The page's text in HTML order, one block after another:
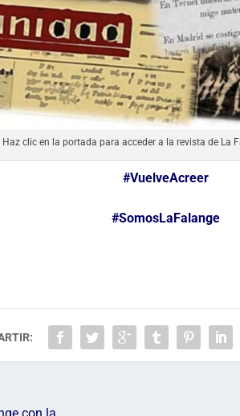
Haz clic en la portada para acceder a la revista de La
#VuelveAcreer
#SomosLaFalange